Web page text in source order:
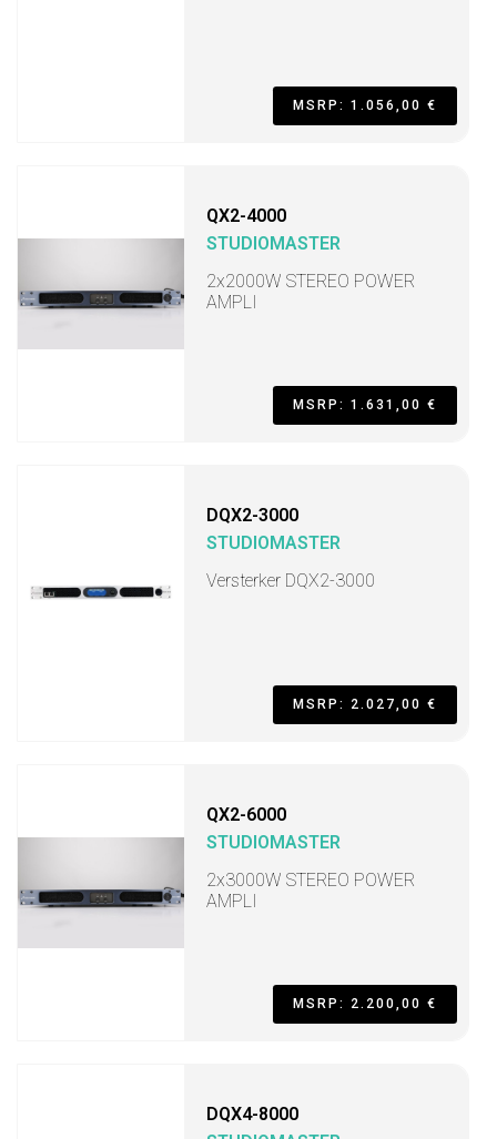
MSRP: 1.056,00 €
QX2-4000
STUDIOMASTER
2x2000W STEREO POWER
AMPLI
MSRP: 1.631,00 €
DQX2-3000
STUDIOMASTER
Versterker DQX2-3000
MSRP: 2.027,00 €
QX2-6000
STUDIOMASTER
2x3000W STEREO POWER
AMPLI
MSRP: 2.200,00 €
DQX4-8000